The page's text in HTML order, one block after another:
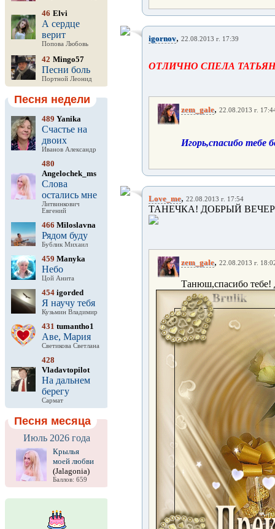
46 Elvi
А сердце
верит
Попова Любовь
42 Mingo57
Песни боль
Портной Леонид
Песня недели
489 Yanika
Счастье на
двоих
Иванов Александр
480
Angelochek_ms
Слова
остались мне
Литвинкович
Евгений
466 Miloslavna
Рядом буду
Бублик Михаил
459 Manyka
Небо
Цой Анита
454 igorded
Я научу тебя
Кузьмин Владимир
431 tumantho1
Аве, Мария
Светикова Светлана
428
Vladavtopilot
На дальнем
берегу
Сармат
Песня месяца
Июль 2026 года
Крылья
моей любви
(Jalagonia)
Баллов: 659
igornov, 22.08.2013 г. 17:39
ОТЛИЧНО СПЕЛА
zem_gale, 22.08.2013 г.
Игорь,спасибо тебе
Love_me, 22.08.2013 г. 17:54
ТАНЕЧКА! ДОБРЫЙ
zem_gale, 22.08.2013 г.
Танюш,спасибо тебе!